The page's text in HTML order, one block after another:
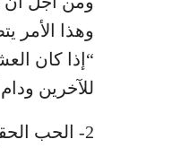
وهذا الأمر
“إذا كان
للآخرين
2- الحب الحقيقي لا شروط له ولا استثناءات